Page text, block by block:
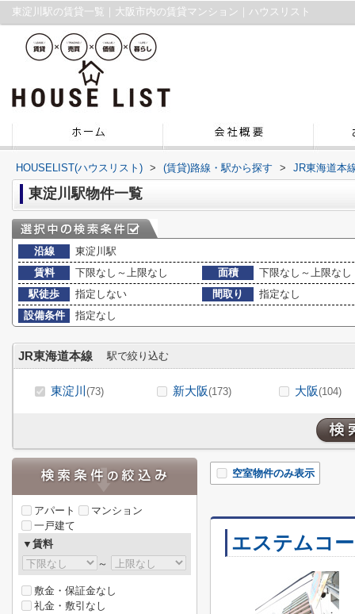
東淀川駅の賃貸一覧｜大阪市内の賃貸マンション｜ハウスリスト
HOUSELIST(ハウスリスト) > (賃貸)路線・駅から探す > JR東海道本
東淀川駅物件一覧
沿線
東淀川駅
賃料
下限なし～上限なし 面積
下限なし～上限なし
駅徒歩
指定しない 間取り
指定なし
設備条件
指定なし
JR東海道本線 駅で絞り込む
東淀川 (73) 新大阪(173) 大阪(104)
空室物件のみ表示
エステムコ
アパート
マンション
一戸建て
▼賃料
～
敷金・保証金なし
礼金・敷引なし